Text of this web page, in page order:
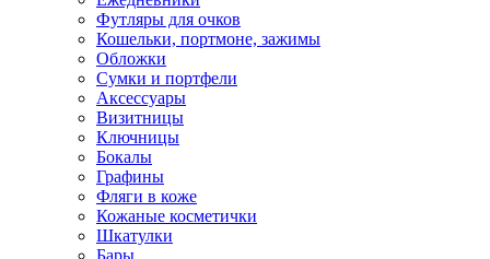
Футляры для очков
Кошельки, портмоне, зажимы
Обложки
Сумки и портфели
Аксессуары
Визитницы
Ключницы
Бокалы
Графины
Фляги в коже
Кожаные косметички
Шкатулки
Бары